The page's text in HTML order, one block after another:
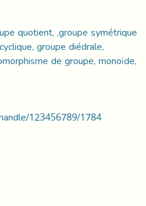
quotient, ,groupe symétrique
groupe diédrale,
de groupe, monoïde,
123456789/1784